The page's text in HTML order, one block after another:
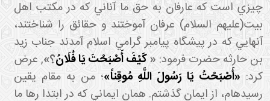
چيزي است که عارفان به حق ما آناني که در مکتب اهل
بيت(عليهم السلام) عرفان آموختند و حقائق را شناختند،
آنهايي که در پيشگاه پيامبر گرامي اسلام آمدند جناب زيد
بن حارثه حضرت فرمود:« كَيْفَ أَصْبَحْتَ يَا فُلَانُ؟‏»,عرض
کرد:«أَصْبَحْتُ يَا رَسُولَ اللَّهِ مُوقِناً»؛ من به مقام يقين
رسيده ام، از ايمان گذشتم. همان ايماني که در ابتدا رها ما